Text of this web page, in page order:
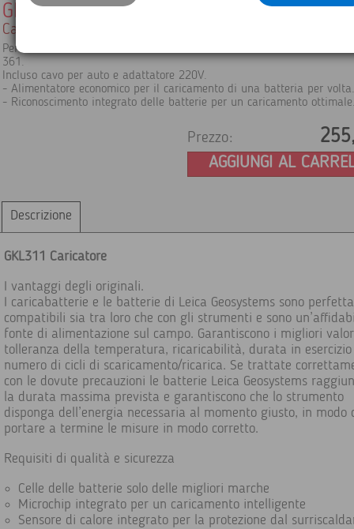
GKL311
Caricatore Leica Basic
Per batterie GEB211/GEB212/GEB221/GEB222/GEB241/GEB242/
361.
Incluso cavo per auto e adattatore 220V.
- Alimentatore economico per il caricamento di una batteria per volta.
- Riconoscimento integrato delle batterie per un caricamento
Prezzo:
AGGIUNGI AL
Descrizione
GKL311 Caricatore
I vantaggi degli originali.
I caricabatterie e le batterie di Leica Geosystems sono
compatibili sia tra loro che con gli strumenti e sono
fonte di alimentazione sul campo. Garantiscono i migliori
tolleranza della temperatura, ricaricabilità, durata in esercizio
numero di cicli di scaricamento/ricarica. Se trattate
con le dovute precauzioni le batterie Leica Geosystems
la durata massima prevista e garantiscono che lo strumento
disponga dell’energia necessaria al momento giusto, in modo
portare a termine le misure in modo corretto.
Requisiti di qualità e sicurezza
Celle delle batterie solo delle migliori marche
Microchip integrato per un caricamento intelligente
Sensore di calore integrato per la protezione dal